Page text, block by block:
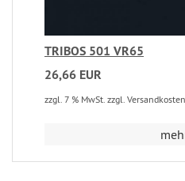
TRIBOS 501 VR65
26,66 EUR
zzgl. 7 % MwSt. zzgl. Versandkosten